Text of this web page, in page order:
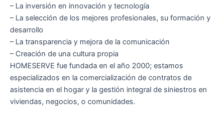
– La inversión en innovación y tecnología
– La selección de los mejores profesionales, su formación y
desarrollo
– La transparencia y mejora de la comunicación
– Creación de una cultura propia
HOMESERVE fue fundada en el año 2000; estamos
especializados en la comercialización de contratos de
asistencia en el hogar y la gestión integral de siniestros en
viviendas, negocios, o comunidades.